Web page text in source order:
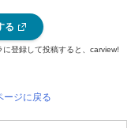
る
登録して投稿すると、carview!
ージに戻る